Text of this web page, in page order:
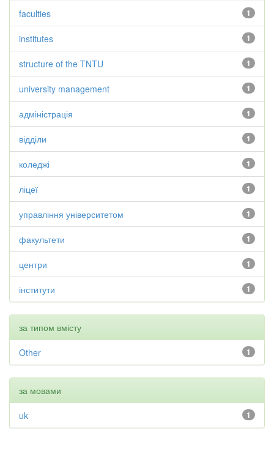
1
faculties
1
institutes
1
structure of the TNTU
1
university management
1
адміністрація
1
відділи
1
коледжі
1
ліцеї
1
управління університетом
1
факультети
1
центри
1
інститути
за типом вмісту
1
Other
за мовами
1
uk